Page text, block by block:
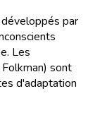
par
Les
sont
d'adaptation